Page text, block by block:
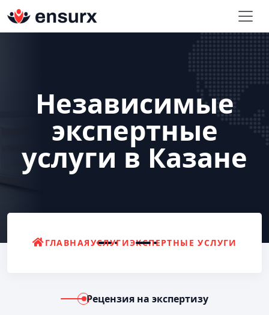
Независимые
экспертные
услуги в Казане
ГЛАВНАЯУСЛУГИЭКСПЕРТНЫЕ УСЛУГИ
Рецензия на экспертизу